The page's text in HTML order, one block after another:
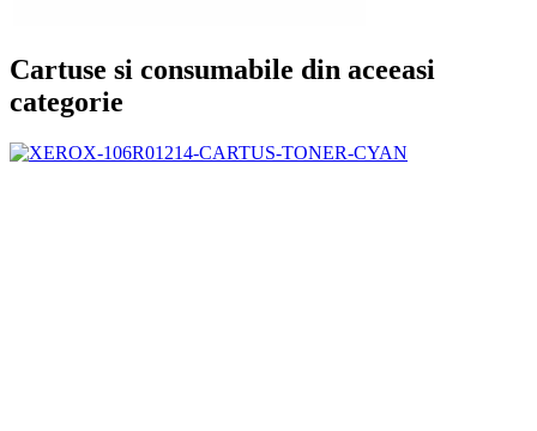
Cartuse si consumabile din aceeasi
categorie